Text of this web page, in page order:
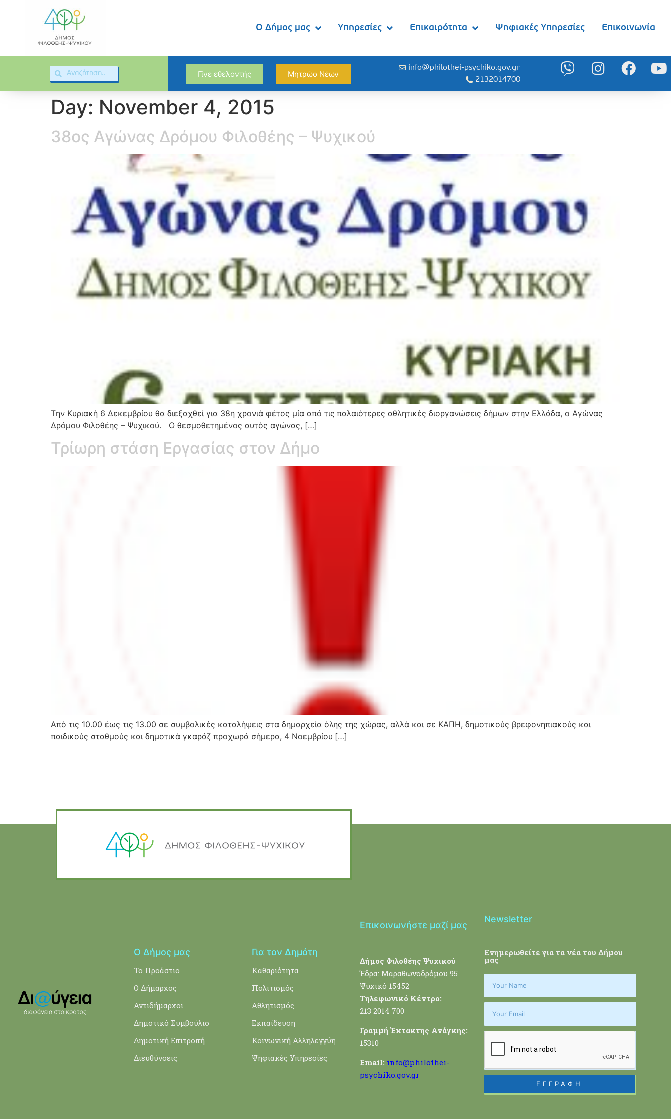
Ο Δήμος μας Υπηρεσίες Επικαιρότητα Ψηφιακές Υπηρεσίες Επικοινωνία
Γίνε εθελοντής Μητρώο Νέων
info@philothei-psychiko.gov.gr
2132014700
Day: November 4, 2015
38ος Αγώνας Δρόμου Φιλοθέης – Ψυχικού
Tην Κυριακή 6 Δεκεμβρίου θα διεξαχθεί για 38η χρονιά φέτος μία από τις παλαιότερες αθλητικές διοργανώσεις δήμων στην Ελλάδα, ο Αγώνας
Δρόμου Φιλοθέης – Ψυχικού. Ο θεσμοθετημένος αυτός αγώνας, […]
Τρίωρη στάση Εργασίας στον Δήμο
Από τις 10.00 έως τις 13.00 σε συμβολικές καταλήψεις στα δημαρχεία όλης της χώρας, αλλά και σε ΚΑΠΗ, δημοτικούς βρεφονηπιακούς και
παιδικούς σταθμούς και δημοτικά γκαράζ προχωρά σήμερα, 4 Νοεμβρίου […]
Ο Δήμος μας
Το Προάστιο
Ο Δήμαρχος
Αντιδήμαρχοι
Δημοτικό Συμβούλιο
Δημοτική Επιτροπή
Διευθύνσεις
Για τον Δημότη
Καθαριότητα
Πολιτισμός
Αθλητισμός
Εκπαίδευση
Κοινωνική Αλληλεγγύη
Ψηφιακές Υπηρεσίες
Επικοινωνήστε μαζί μας
Δήμος Φιλοθέης Ψυχικού
Έδρα: Μαραθωνοδρόμου 95
Ψυχικό 15452
Τηλεφωνικό Κέντρο:
213 2014 700
Γραμμή Έκτακτης Ανάγκης:
15310
Email: info@philothei-
psychiko.gov.gr
Newsletter
Ενημερωθείτε για τα νέα του Δήμου
μας
ΕΓΓΡΑΦΗ